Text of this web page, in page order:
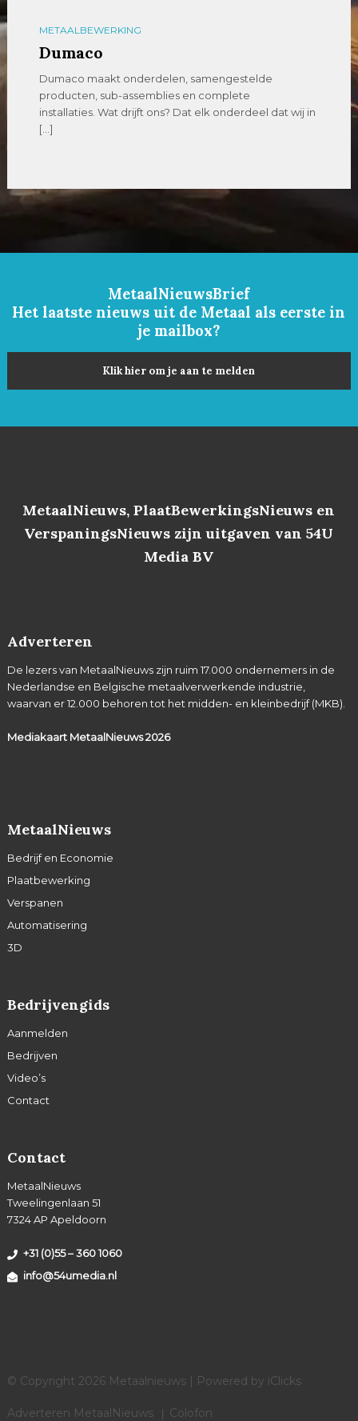
METAALBEWERKING
Dumaco
Dumaco maakt onderdelen, samengestelde
producten, sub-assemblies en complete
installaties. Wat drijft ons? Dat elk onderdeel dat wij in
[…]
MetaalNieuwsBrief
Het laatste nieuws uit de Metaal als eerste in
je mailbox?
Klik hier om je aan te melden
MetaalNieuws, PlaatBewerkingsNieuws en
VerspaningsNieuws zijn uitgaven van 54U
Media BV
Adverteren
De lezers van MetaalNieuws zijn ruim 17.000 ondernemers in de
Nederlandse en Belgische metaalverwerkende industrie,
waarvan er 12.000 behoren tot het midden- en kleinbedrijf (MKB).
Mediakaart MetaalNieuws2026
MetaalNieuws
Bedrijf en Economie
Plaatbewerking
Verspanen
Automatisering
3D
Bedrijvengids
Aanmelden
Bedrijven
Video’s
Contact
Contact
MetaalNieuws
Tweelingenlaan 51
7324 AP Apeldoorn
+31 (0)55 – 360 1060
info@54umedia.nl
© Copyright 2026 Metaalnieuws | Powered by iClicks
Adverteren MetaalNieuws Colofon